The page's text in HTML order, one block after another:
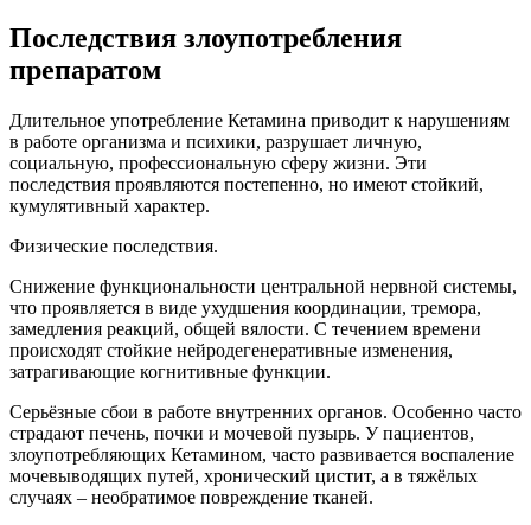
Последствия злоупотребления
препаратом
Длительное употребление Кетамина приводит к нарушениям
в работе организма и психики, разрушает личную,
социальную, профессиональную сферу жизни. Эти
последствия проявляются постепенно, но имеют стойкий,
кумулятивный характер.
Физические последствия.
Снижение функциональности центральной нервной системы,
что проявляется в виде ухудшения координации, тремора,
замедления реакций, общей вялости. С течением времени
происходят стойкие нейродегенеративные изменения,
затрагивающие когнитивные функции.
Серьёзные сбои в работе внутренних органов. Особенно часто
страдают печень, почки и мочевой пузырь. У пациентов,
злоупотребляющих Кетамином, часто развивается воспаление
мочевыводящих путей, хронический цистит, а в тяжёлых
случаях – необратимое повреждение тканей.